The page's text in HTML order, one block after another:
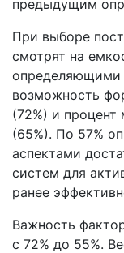
предыдущим
При выборе
смотрят на
определяющими
возможность
(72%) и процент
(65%). По 57%
аспектами
систем для
ранее
Важность
с 72% до 55%.